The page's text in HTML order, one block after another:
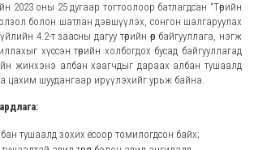
2023 оны 25 дугаар тогтоолоор батлагдсан “Төрийн
болон шатлан дэвшүүлэх, сонгон шалгаруулах
4.2-т заасны дагуу төрийн өөр байгууллага, нэгж
хүссэн төрийн холбогдох бусад байгууллагад
жинхэнэ албан хаагчдыг дараах албан тушаалд
цахим шуудангаар ирүүлэхийг урьж байна.
тушаалд зохих ёсоор томилогдсон байх;